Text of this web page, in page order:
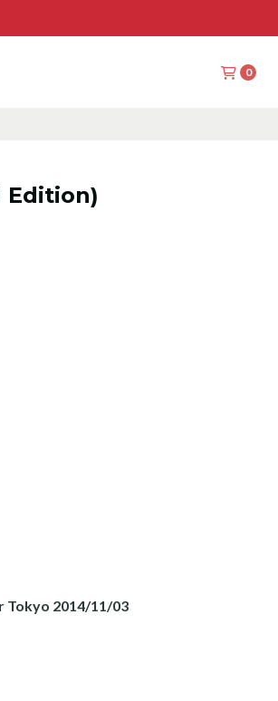
0
Edition)
Tokyo 2014/11/03